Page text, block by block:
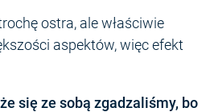
ostra, ale właściwie
aspektów, więc efekt
się ze sobą zgadzaliśmy, bo